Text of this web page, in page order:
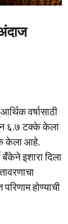
वर्षासाठी
६.७ टक्के केला
केला आहे.
बँकेने इशारा दिला
होण्याची